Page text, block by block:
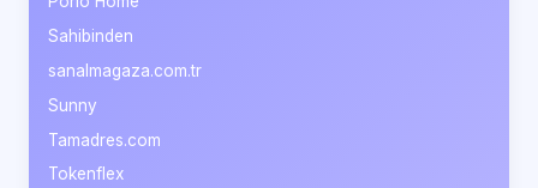
Sahibinden
sanalmagaza.com.tr
Sunny
Tamadres.com
Tokenflex